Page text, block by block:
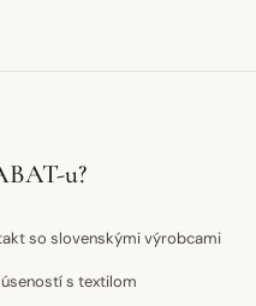
u?
so slovenskými výrobcami
s textilom